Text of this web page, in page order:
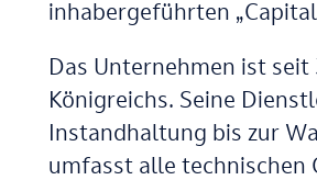
inhabergeführten
Das Unternehmen ist
Königreichs. Seine
Instandhaltung bis zur
umfasst alle technischen